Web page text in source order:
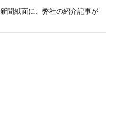
聞紙面に、弊社の紹介記事が